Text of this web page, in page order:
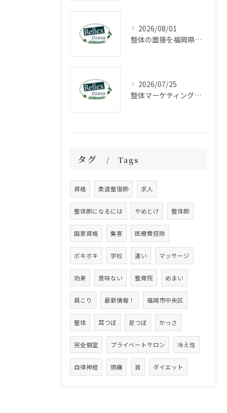
2026/08/01
整体の面接を福岡県福岡市中央区長浜で受ける際に知っておきたいポイントと選考の流れ
2026/07/25
整体マーケティングの成功法則と集客力を高める最新戦略解説
タグ Tags
資格 柔道整復師 求人
整体師になるには やめとけ 整体師
国家資格 集客 医療費控除
ボキボキ 学校 違い マッサージ
効果 意味ない 整骨院 めまい
肩こり 最新情報！ 福岡市中央区
整体 耳つぼ 足つぼ かっさ
完全個室 プライベートサロン 冷え性
自律神経 頭痛 首 ダイエット